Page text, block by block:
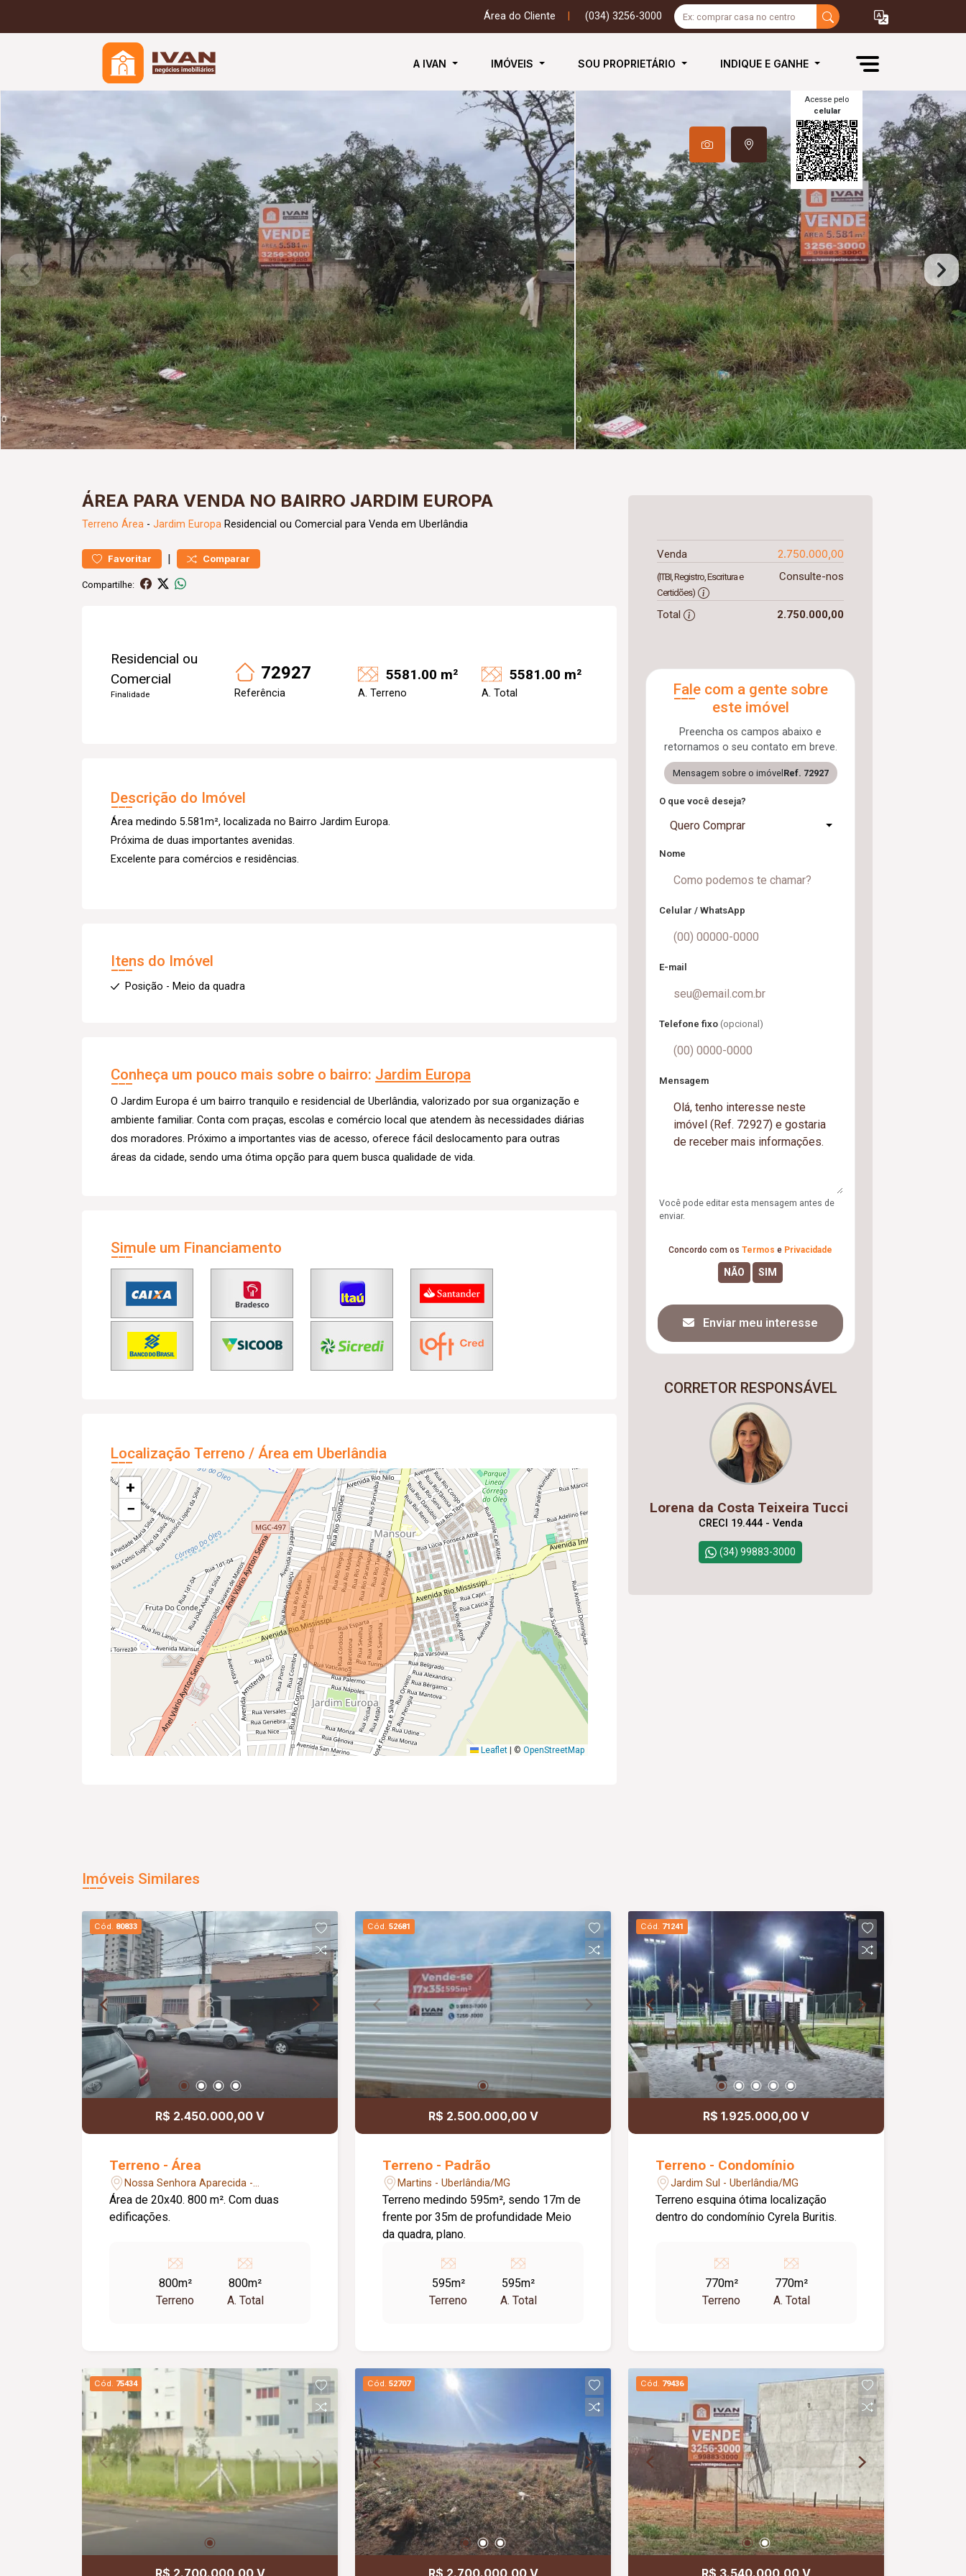
Área do Cliente (034) 3256-3000
A IVAN IMÓVEIS SOU PROPRIETÁRIO INDIQUE E GANHE
Acesse pelo
celular
ÁREA PARA VENDA NO BAIRRO JARDIM EUROPA
Terreno Área - Jardim Europa Residencial ou Comercial para Venda em Uberlândia
Favoritar | Comparar
Compartilhe:
Residencial ou
Comercial
Finalidade
72927
Referência
5581.00 m²
A. Terreno
5581.00 m²
A. Total
Descrição do Imóvel
Área medindo 5.581m², localizada no Bairro Jardim Europa.
Próxima de duas importantes avenidas.
Excelente para comércios e residências.
Itens do Imóvel
Posição - Meio da quadra
Conheça um pouco mais sobre o bairro: Jardim Europa
O Jardim Europa é um bairro tranquilo e residencial de Uberlândia, valorizado por sua organização e
ambiente familiar. Conta com praças, escolas e comércio local que atendem às necessidades diárias
dos moradores. Próximo a importantes vias de acesso, oferece fácil deslocamento para outras
áreas da cidade, sendo uma ótima opção para quem busca qualidade de vida.
Simule um Financiamento
Localização Terreno / Área em Uberlândia
+
−
Leaflet © OpenStreetMap
Venda 2.750.000,00
(ITBI, Registro, Escritura e
Certidões)
Consulte-nos
Total 2.750.000,00
Fale com a gente sobre
este imóvel
Preencha os campos abaixo e
retornamos o seu contato em breve.
Mensagem sobre o imóvel Ref. 72927
O que você deseja?
Quero Comprar
Nome
Celular / WhatsApp
E-mail
Telefone fixo (opcional)
Mensagem
Você pode editar esta mensagem antes de
enviar.
Concordo com os Termos e Privacidade
Enviar meu interesse
CORRETOR RESPONSÁVEL
Lorena da Costa Teixeira Tucci
CRECI 19.444 - Venda
(34) 99883-3000
Imóveis Similares
Cód. 80833
R$ 2.450.000,00 V
Terreno - Área
Nossa Senhora Aparecida -
Uberlândia/MG
Área de 20x40. 800 m². Com duas
edificações.
800m²
Terreno
800m²
A. Total
Cód. 52681
R$ 2.500.000,00 V
Terreno - Padrão
Martins - Uberlândia/MG
Terreno medindo 595m², sendo 17m de
frente por 35m de profundidade Meio
da quadra, plano.
595m²
Terreno
595m²
A. Total
Cód. 71241
R$ 1.925.000,00 V
Terreno - Condomínio
Jardim Sul - Uberlândia/MG
Terreno esquina ótima localização
dentro do condomínio Cyrela Buritis.
770m²
Terreno
770m²
A. Total
Cód. 75434 Cód. 52707 Cód. 79436